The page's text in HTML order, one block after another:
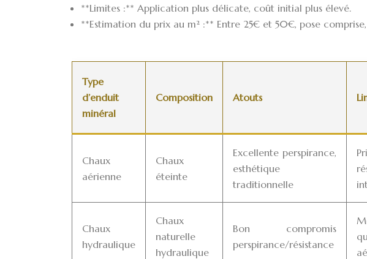
**Limites :** Application plus délicate, coût initial plus élevé.
**Estimation du prix au m² :** Entre 25€ et 50€, pose
Type
d’enduit
minéral
Composition Atouts
Chaux
aérienne
Chaux
éteinte
Excellente perspirance,
esthétique
traditionnelle
Chaux
hydraulique
Chaux
naturelle
hydraulique
Bon compromis
perspirance/résistance